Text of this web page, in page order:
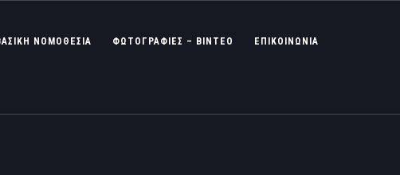
ΝΟΜΟΘΕΣΊΑ ΦΩΤΟΓΡΑΦΊΕΣ – ΒΊΝΤΕΟ ΕΠΙΚΟΙΝΩΝΙΑ